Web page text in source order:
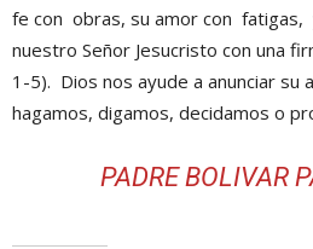
fe con obras, su amor con fatigas,
nuestro Señor Jesucristo con una
1-5). Dios nos ayude a anunciar su
hagamos, digamos, decidamos o
PADRE BOLIVAR